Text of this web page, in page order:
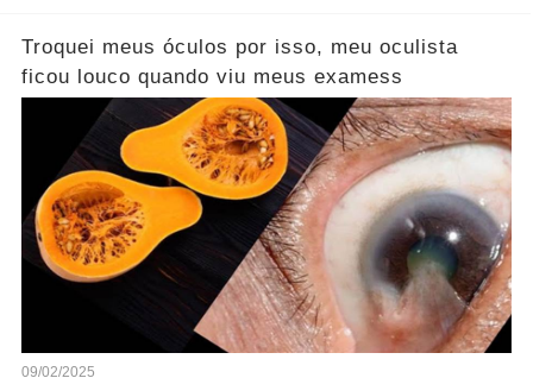
Troquei meus óculos por isso, meu oculista
ficou louco quando viu meus examess
09/02/2025